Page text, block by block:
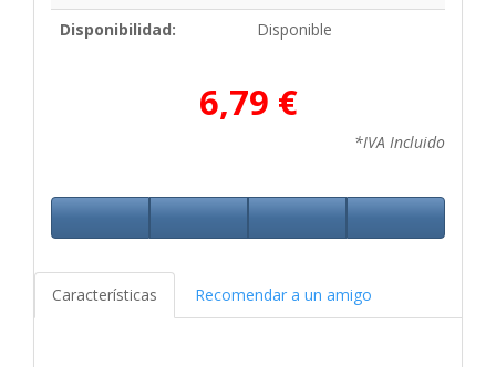
Disponibilidad:
Disponible
6,79 €
*IVA Incluido
Características Recomendar a un amigo